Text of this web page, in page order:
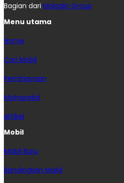
Bagian dari Moladin Group
Menu utama
Home
Cari Mobil
Pembiayaan
MoInspeksi
Artikel
Mobil
Mobil Baru
Bandingkan Mobil